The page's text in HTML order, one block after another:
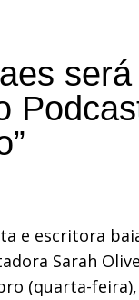
e escritora
Sarah
(quarta-